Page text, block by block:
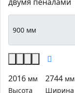
2016 мм
Высота
2744 мм
Ширина